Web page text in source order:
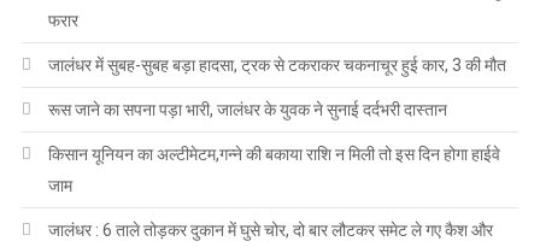
फरार
जालंधर में सुबह-सुबह बड़ा हादसा, ट्रक से टकराकर चकनाचूर हुई कार, 3 की मौत
रूस जाने का सपना पड़ा भारी, जालंधर के युवक ने सुनाई दर्दभरी दास्तान
किसान यूनियन का अल्टीमेटम,गन्ने की बकाया राशि न मिली तो इस दिन होगा हाईवे
जाम
जालंधर : 6 ताले तोड़कर दुकान में घुसे चोर, दो बार लौटकर समेट ले गए कैश और